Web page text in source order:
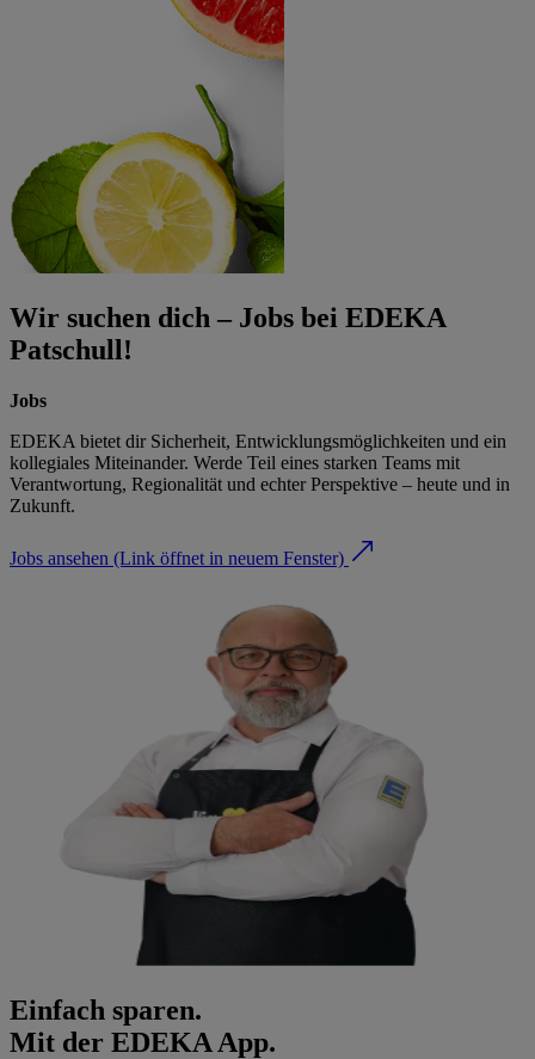
Wir suchen dich – Jobs bei EDEKA
Patschull!
Jobs
EDEKA bietet dir Sicherheit, Entwicklungsmöglichkeiten und ein
kollegiales Miteinander. Werde Teil eines starken Teams mit
Verantwortung, Regionalität und echter Perspektive – heute und in
Zukunft.
Jobs ansehen (Link öffnet in neuem Fenster)
Einfach sparen.
Mit der EDEKA App.